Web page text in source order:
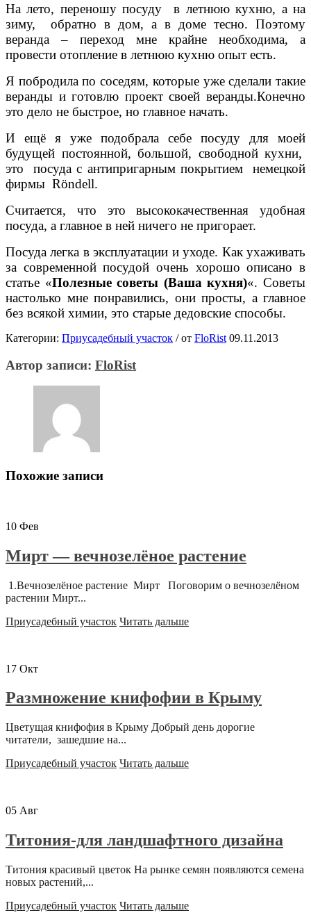
На лето, переношу посуду в летнюю кухню, а на
зиму, обратно в дом, а в доме тесно. Поэтому
веранда – переход мне крайне необходима, а
провести отопление в летнюю кухню опыт есть.
Я побродила по соседям, которые уже сделали такие
веранды и готовлю проект своей веранды.Конечно
это дело не быстрое, но главное начать.
И ещё я уже подобрала себе посуду для моей
будущей постоянной, большой, свободной кухни,
это посуда с антипригарным покрытием немецкой
фирмы Röndell.
Считается, что это высококачественная удобная
посуда, а главное в ней ничего не пригорает.
Посуда легка в эксплуатации и уходе. Как ухаживать
за современной посудой очень хорошо описано в
статье «Полезные советы (Ваша кухня)«. Советы
настолько мне понравились, они просты, а главное
без всякой химии, это старые дедовские способы.
Категории: Приусадебный участок /от FloRist 09.11.2013
Автор записи: FloRist
Похожие записи
10 Фев
Мирт — вечнозелёное растение
1.Вечнозелёное растение Мирт Поговорим о вечнозелёном
растении Мирт...
Приусадебный участок Читать дальше
17 Окт
Размножение книфофии в Крыму
Цветущая книфофия в Крыму Добрый день дорогие
читатели, зашедшие на...
Приусадебный участок Читать дальше
05 Авг
Титония-для ландшафтного дизайна
Титония красивый цветок На рынке семян появляются семена
новых растений,...
Приусадебный участок Читать дальше